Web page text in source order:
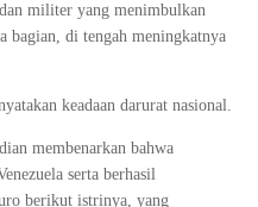
militer yang menimbulkan
bagian, di tengah meningkatnya
keadaan darurat nasional.
membenarkan bahwa
serta berhasil
berikut istrinya, yang